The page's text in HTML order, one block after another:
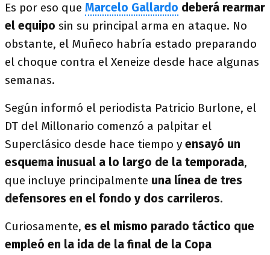
Es por eso que Marcelo Gallardo deberá rearmar
el equipo sin su principal arma en ataque. No
obstante, el Muñeco habría estado preparando
el choque contra el Xeneize desde hace algunas
semanas.
Según informó el periodista Patricio Burlone, el
DT del Millonario comenzó a palpitar el
Superclásico desde hace tiempo y ensayó un
esquema inusual a lo largo de la temporada,
que incluye principalmente una línea de tres
defensores en el fondo y dos carrileros.
Curiosamente, es el mismo parado táctico que
empleó en la ida de la final de la Copa